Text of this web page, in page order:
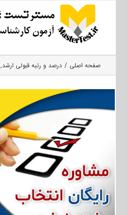
صفحه اصلی درصد و رتبه قبولی ارشد